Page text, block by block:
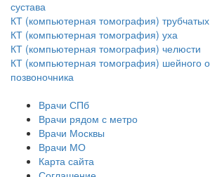
сустава
КТ (компьютерная томография) трубчатых
КТ (компьютерная томография) уха
КТ (компьютерная томография) челюсти
КТ (компьютерная томография) шейного
позвоночника
Врачи СПб
Врачи рядом с метро
Врачи Москвы
Врачи МО
Карта сайта